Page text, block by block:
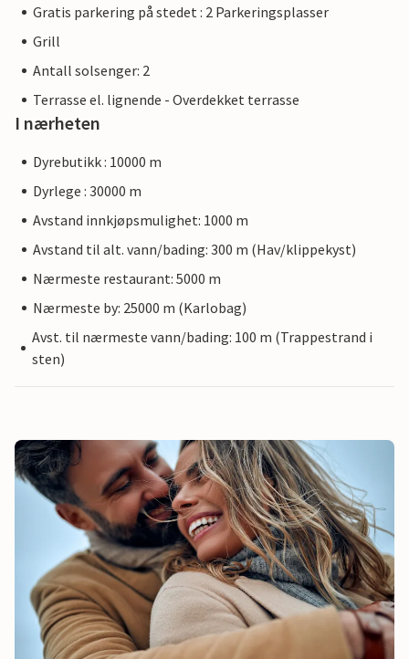
Gratis parkering på stedet : 2 Parkeringsplasser
Grill
Antall solsenger: 2
Terrasse el. lignende - Overdekket terrasse
I nærheten
Dyrebutikk : 10000 m
Dyrlege : 30000 m
Avstand innkjøpsmulighet: 1000 m
Avstand til alt. vann/bading: 300 m (Hav/klippekyst)
Nærmeste restaurant: 5000 m
Nærmeste by: 25000 m (Karlobag)
Avst. til nærmeste vann/bading: 100 m (Trappestrand i
sten)